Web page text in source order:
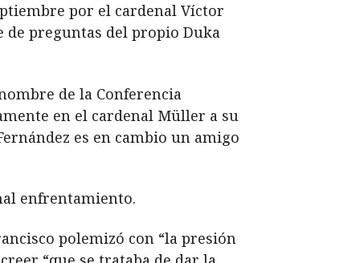
por el cardenal Víctor
de preguntas del propio Duka
de la Conferencia
en el cardenal Müller a su
es en cambio un amigo
enfrentamiento.
polemizó con “la presión